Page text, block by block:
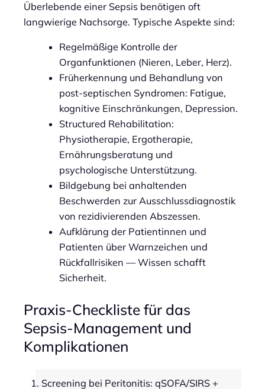
Überlebende einer Sepsis benötigen oft
langwierige Nachsorge. Typische Aspekte sind:
Regelmäßige Kontrolle der
Organfunktionen (Nieren, Leber, Herz).
Früherkennung und Behandlung von
post-septischen Syndromen: Fatigue,
kognitive Einschränkungen, Depression.
Structured Rehabilitation:
Physiotherapie, Ergotherapie,
Ernährungsberatung und
psychologische Unterstützung.
Bildgebung bei anhaltenden
Beschwerden zur Ausschlussdiagnostik
von rezidivierenden Abszessen.
Aufklärung der Patientinnen und
Patienten über Warnzeichen und
Rückfallrisiken — Wissen schafft
Sicherheit.
Praxis-Checkliste für das
Sepsis-Management und
Komplikationen
Screening bei Peritonitis: qSOFA/SIRS +